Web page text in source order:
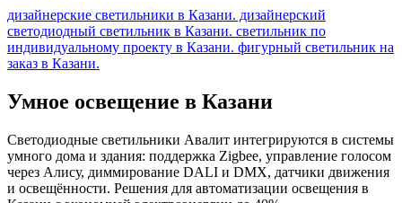
дизайнерские светильники в Казани. дизайнерский
светодиодный светильник в Казани. светильник по
индивидуальному проекту в Казани. фигурный светильник на
заказ в Казани.
Умное освещение в Казани
Светодиодные светильники Авалит интегрируются в системы
умного дома и здания: поддержка Zigbee, управление голосом
через Алису, диммирование DALI и DMX, датчики движения
и освещённости. Решения для автоматизации освещения в